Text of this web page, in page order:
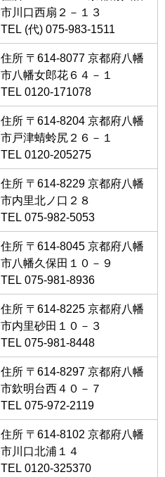
市川口西扇２－１３
TEL (代) 075-983-1511
住所 〒614-8077 京都府八幡
市八幡女郎花６４－１
TEL 0120-171078
住所 〒614-8204 京都府八幡
市戸津蜻蛉尻２６－１
TEL 0120-205275
住所 〒614-8229 京都府八幡
市内里北ノ口２８
TEL 075-982-5053
住所 〒614-8045 京都府八幡
市八幡久保田１０－９
TEL 075-981-8936
住所 〒614-8225 京都府八幡
市内里砂田１０－３
TEL 075-981-8448
住所 〒614-8297 京都府八幡
市欽明台西４０－７
TEL 075-972-2119
住所 〒614-8102 京都府八幡
市川口北浦１４
TEL 0120-325370